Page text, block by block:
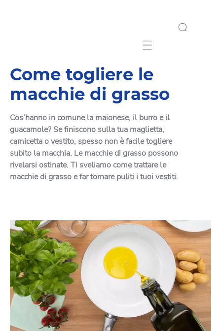
Mobile navigation
Come togliere le
macchie di grasso
Cos’hanno in comune la maionese, il burro e il
guacamole? Se finiscono sulla tua maglietta,
camicetta o vestito, spesso non è facile togliere
subito la macchia. Le macchie di grasso possono
rivelarsi ostinate. Ti sveliamo come trattare le
macchie di grasso e far tornare puliti i tuoi vestiti.